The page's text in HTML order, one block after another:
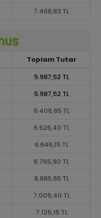
7.468,83 TL
Toplam Tutar
5.987,52 TL
5.987,52 TL
6.406,65 TL
6.526,40 TL
6.646,15 TL
6.765,90 TL
6.885,65 TL
7.005,40 TL
7.125,15 TL